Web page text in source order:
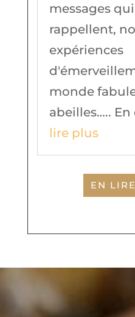
messages
rappellent,
expériences
monde
abeilles….. En
lire plus
EN